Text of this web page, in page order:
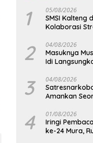
1 05/08/2026
SMSI Kalteng
Kolaborasi
2 04/08/2026
Masuknya
Idi
3 04/08/2026
Amankan
Gram
4 01/08/2026
Iringi
ke-24 Mura,